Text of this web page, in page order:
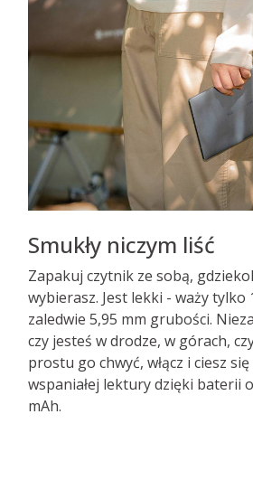
Smukły niczym liść
Zapakuj czytnik ze sobą,
wybierasz. Jest lekki - waży tylko
zaledwie 5,95 mm grubości.
czy jesteś w drodze, w górach,
prostu go chwyć, włącz i ciesz
wspaniałej lektury dzięki baterii
mAh.